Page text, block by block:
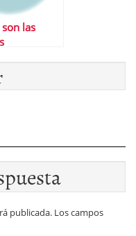
las
publicada. Los campos